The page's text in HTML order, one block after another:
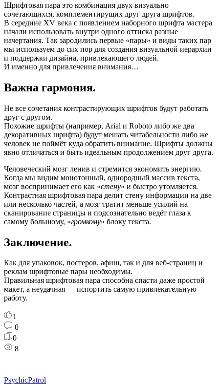
Шрифтовая пара это комбинация двух визуально
сочетающихся, комплементирущих друг друга шрифтов.
В середине XV века c появлением наборного шрифта мастера
начали использовать внутри одного оттиска разные
начертания. Так зародились первые «пары» и виды таких пар
мы используем до сих пор для создания визуальной иерархии
и поддержки дизайна, привлекающего людей.
И именно для привлечения внимания…
Важна гармония.
Не все сочетания контрастирующих шрифтов будут работать
друг с другом.
Похожие шрифты (например, Arial и Roboto либо же два
декоративных шрифта) будут мешать читабельности либо же
человек не поймёт куда обратить внимание. Шрифты должны
явно отличаться и быть идеальным продолжением друг друга.
Человеческий мозг ленив и стремится экономить энергию.
Когда мы видим монотонный, однородный массив текста,
мозг воспринимает его как «стену» и быстро утомляется.
Контрастная шрифтовая пара делит стену информации на две
или несколько частей, а мозг тратит меньше усилий на
сканирование страницы и подсознательно ведёт глаза к
самому большому, «громкому» блоку текста.
Заключение.
Как для упаковок, постеров, афиш, так и для веб-страниц и
реклам шрифтовые пары необходимы.
Правильная шрифтовая пара способна спасти даже простой
макет, а неудачная — испортить самую привлекательную
работу.
1
0
0
8
PsychicPatrol